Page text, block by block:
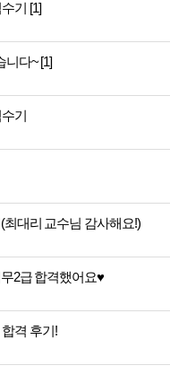
기 [1]
니다~ [1]
기
최대리 교수님 감사해요!)
2급 합격했어요♥
격 후기!